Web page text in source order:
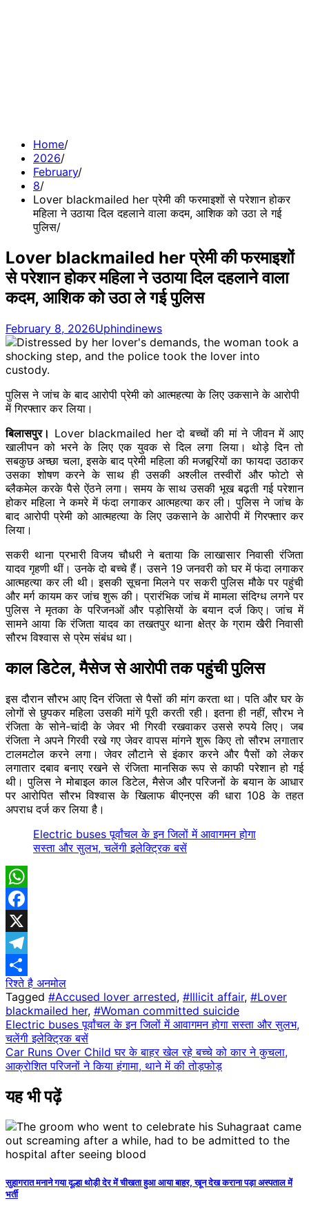
Home
2026
February
8
Lover blackmailed her प्रेमी की फरमाइशों से परेशान होकर
महिला ने उठाया दिल दहलाने वाला कदम, आशिक को उठा ले गई
पुलिस
Lover blackmailed her प्रेमी की फरमाइशों
से परेशान होकर महिला ने उठाया दिल दहलाने वाला
कदम, आशिक को उठा ले गई पुलिस
February 8, 2026Uphindinews
पुलिस ने जांच के बाद आरोपी प्रेमी को आत्महत्या के लिए उकसाने के आरोपी
में गिरफ्तार कर लिया।
बिलासपुर। Lover blackmailed her दो बच्चों की मां ने जीवन में आए
खालीपन को भरने के लिए एक युवक से दिल लगा ​लिया। थोड़े दिन तो
सबकुछ अच्छा चला, इसके बाद प्रेमी महिला की मजबूरियों का फायदा उठाकर
उसका शोषण करने के साथ ही उसकी अश्लील तस्वीरों और फोटो से
ब्लैकमेल करके पैसे ऐंठने लगा। समय के साथ उसकी भूख बढ़ती गई परेशान
होकर महिला ने कमरे में फंदा लगाकर आत्महत्या कर ली। पुलिस ने जांच के
बाद आरोपी प्रेमी को आत्महत्या के लिए उकसाने के आरोपी में गिरफ्तार कर
लिया।
सकरी थाना प्रभारी विजय चौधरी ने बताया कि लाखासार निवासी रंजिता
यादव गृहणी थीं। उनके दो बच्चे हैं। उसने 19 जनवरी को घर में फंदा लगाकर
आत्महत्या कर ली थी। इसकी सूचना मिलने पर सकरी पुलिस मौके पर पहुंची
और मर्ग कायम कर जांच शुरू की। प्रारंभिक जांच में मामला संदिग्ध लगने पर
पुलिस ने मृतका के परिजनओं और पड़ोसियों के बयान दर्ज किए। जांच में
सामने आया कि रंजिता यादव का तखतपुर थाना क्षेत्र के ग्राम खैरी निवासी
सौरभ विश्वास से प्रेम संबंध था।
काल डिटेल, मैसेज से आरोपी तक पहुंची पुलिस
इस दौरान सौरभ आए दिन रंजिता से पैसों की मांग करता था। पति और घर के
लोगों से छुपकर महिला उसकी मांगें पूरी करती रही। इतना ही नहीं, सौरभ ने
रंजिता के सोने-चांदी के जेवर भी गिरवी रखवाकर उससे रुपये लिए। जब
रंजिता ने अपने गिरवी रखे गए जेवर वापस मांगने शुरू किए तो सौरभ लगातार
टालमटोल करने लगा। जेवर लौटाने से इंकार करने और पैसों को लेकर
लगातार दबाव बनाए रखने से रंजिता मानसिक रूप से काफी परेशान हो गई
थी। पुलिस ने मोबाइल काल डिटेल, मैसेज और परिजनों के बयान के आधार
पर आरोपित सौरभ विश्वास के खिलाफ बीएनएस की धारा 108 के तहत
अपराध दर्ज कर लिया है।
Electric buses पूर्वांचल के इन जिलों में आवागमन होगा
सस्ता और सुलभ, चलेंगी इलेक्ट्रिक बसें
WhatsApp
Facebook
X
Telegram
Share
रिश्ते है अनमोल
Tagged #Accused lover arrested, #Illicit affair, #Lover
blackmailed her, #Woman committed suicide
Post
navigation
Electric buses पूर्वांचल के इन जिलों में आवागमन होगा सस्ता और सुलभ,
चलेंगी इलेक्ट्रिक बसें
Car Runs Over Child घर के बाहर खेल रहे बच्चे को कार ने कुचला,
आक्रोशित परिजनों ने किया हंगामा, थाने में की तोड़फोड़
यह भी पढ़ें
सुहागरात मनाने गया दूल्हा थोड़ी देर में चीखता हुआ आया बाहर, खून देख कराना पड़ा अस्पताल में
भर्ती